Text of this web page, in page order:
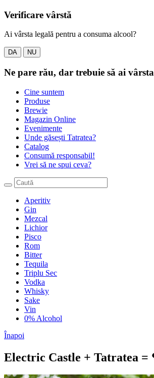
Verificare vârstă
Ai vârsta legală pentru a consuma alcool?
DA NU
Ne pare rău, dar trebuie să ai
Cine suntem
Produse
Brewie
Magazin Online
Evenimente
Unde găsești Tatratea?
Catalog
Consumă responsabil!
Vrei să ne spui ceva?
Aperitiv
Gin
Mezcal
Lichior
Pisco
Rom
Bitter
Tequila
Triplu Sec
Vodka
Whisky
Sake
Vin
0% Alcohol
Înapoi
Electric Castle + Tatratea =